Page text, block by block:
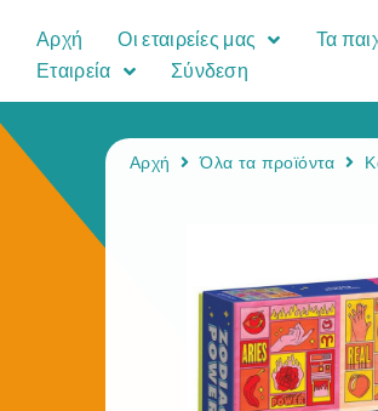
Αρχή Οι εταιρείες μας
Τα
Εταιρεία
Σύνδεση
Αρχή Όλα τα προϊόντα